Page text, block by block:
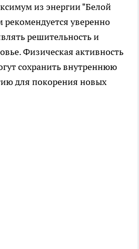
из энергии "Белой
рекомендуется уверенно
решительность и
Физическая активность
сохранить внутреннюю
для покорения новых